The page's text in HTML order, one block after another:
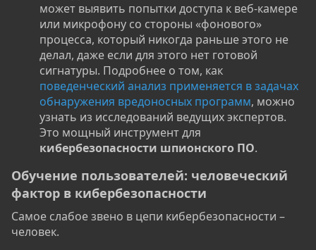
может выявить попытки доступа к веб-камере
или микрофону со стороны «фонового»
процесса, который никогда раньше этого не
делал, даже если для этого нет готовой
сигнатуры. Подробнее о том, как
поведенческий анализ применяется в задачах
обнаружения вредоносных программ, можно
узнать из исследований ведущих экспертов.
Это мощный инструмент для
кибербезопасности шпионского ПО.
Обучение пользователей: человеческий
фактор в кибербезопасности​
Самое слабое звено в цепи кибербезопасности –
человек.